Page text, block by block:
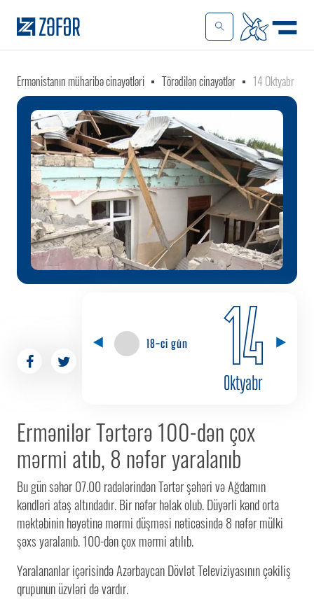
Ermənistanın müharibə cinayətləri Törədilən cinayətlər 14 Oktyabr
18-ci gün 14
Oktyabr
Ermənilər Tərtərə 100-dən çox
mərmi atıb, 8 nəfər yaralanıb
Bu gün səhər 07.00 radələrindən Tərtər şəhəri və Ağdamın
kəndləri atəş altındadır. Bir nəfər həlak olub. Düyərli kənd orta
məktəbinin həyətinə mərmi düşməsi nəticəsində 8 nəfər mülki
şəxs yaralanıb. 100-dən çox mərmi atılıb.
Yaralananlar içərisində Azərbaycan Dövlət Televiziyasının çəkiliş
qrupunun üzvləri də vardır.